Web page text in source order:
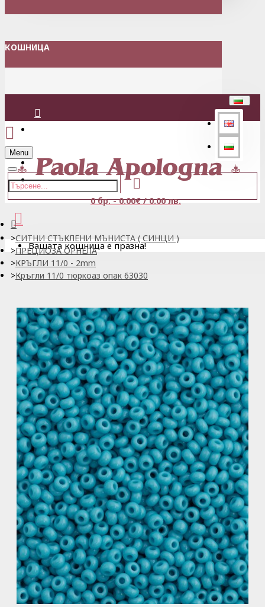
КОШНИЦА
Регистрация
Menu
0 бр. - 0.00€ / 0.00 лв.
Вашата кошница е празна!
СИТНИ СТЪКЛЕНИ МЪНИСТА ( СИНЦИ )
ПРЕЦИОЗА ОРНЕЛА
КРЪГЛИ 11/0 - 2mm
Кръгли 11/0 тюркоаз опак 63030